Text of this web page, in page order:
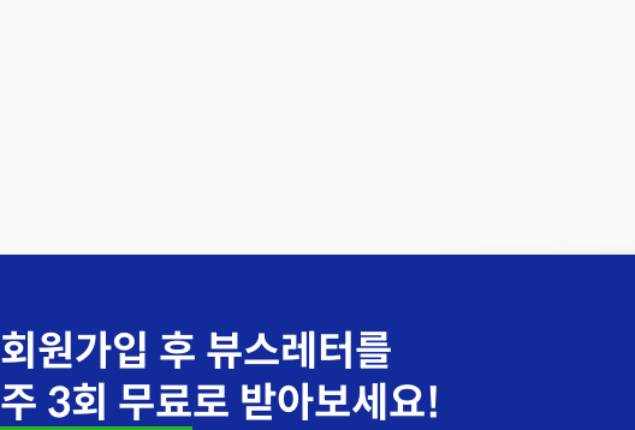
회원가입 후 뷰스레터를
주 3회 무료로 받아보세요!